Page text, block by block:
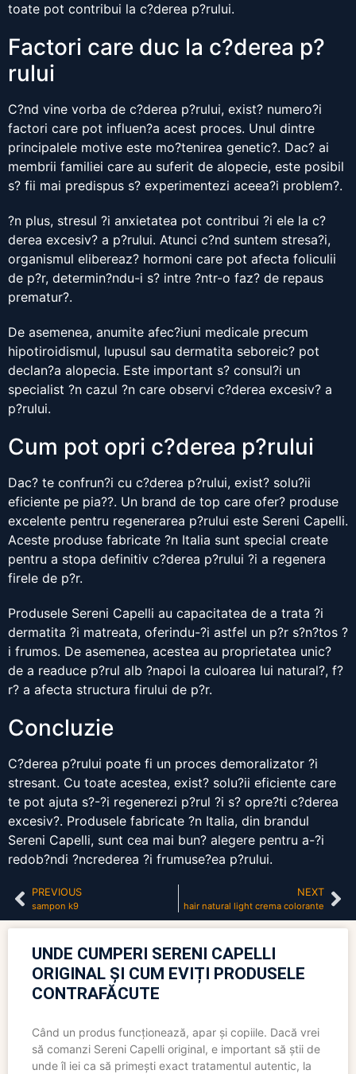
toate pot contribui la c?derea p?rului.
Factori care duc la c?derea p?
rului
C?nd vine vorba de c?derea p?rului, exist? numero?i
factori care pot influen?a acest proces. Unul dintre
principalele motive este mo?tenirea genetic?. Dac? ai
membrii familiei care au suferit de alopecie, este posibil
s? fii mai predispus s? experimentezi aceea?i problem?.
?n plus, stresul ?i anxietatea pot contribui ?i ele la c?
derea excesiv? a p?rului. Atunci c?nd suntem stresa?i,
organismul elibereaz? hormoni care pot afecta foliculii
de p?r, determin?ndu-i s? intre ?ntr-o faz? de repaus
prematur?.
De asemenea, anumite afec?iuni medicale precum
hipotiroidismul, lupusul sau dermatita seboreic? pot
declan?a alopecia. Este important s? consul?i un
specialist ?n cazul ?n care observi c?derea excesiv? a
p?rului.
Cum pot opri c?derea p?rului
Dac? te confrun?i cu c?derea p?rului, exist? solu?ii
eficiente pe pia??. Un brand de top care ofer? produse
excelente pentru regenerarea p?rului este Sereni Capelli.
Aceste produse fabricate ?n Italia sunt special create
pentru a stopa definitiv c?derea p?rului ?i a regenera
firele de p?r.
Produsele Sereni Capelli au capacitatea de a trata ?i
dermatita ?i matreata, oferindu-?i astfel un p?r s?n?tos ?
i frumos. De asemenea, acestea au proprietatea unic?
de a readuce p?rul alb ?napoi la culoarea lui natural?, f?
r? a afecta structura firului de p?r.
Concluzie
C?derea p?rului poate fi un proces demoralizator ?i
stresant. Cu toate acestea, exist? solu?ii eficiente care
te pot ajuta s?-?i regenerezi p?rul ?i s? opre?ti c?derea
excesiv?. Produsele fabricate ?n Italia, din brandul
Sereni Capelli, sunt cea mai bun? alegere pentru a-?i
redob?ndi ?ncrederea ?i frumuse?ea p?rului.
PREVIOUS
sampon k9
NEXT
hair natural light crema colorante
UNDE CUMPERI SERENI CAPELLI
ORIGINAL ȘI CUM EVIȚI PRODUSELE
CONTRAFĂCUTE
Când un produs funcționează, apar și copiile. Dacă vrei
să comanzi Sereni Capelli original, e important să știi de
unde îl iei ca să primești exact tratamentul autentic, la